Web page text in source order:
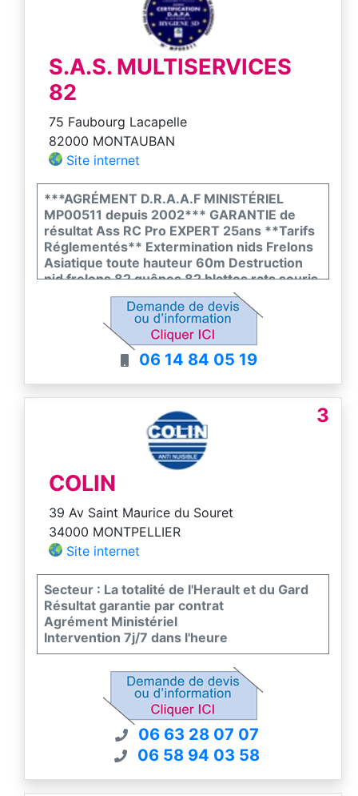
S.A.S. MULTISERVICES
82
75 Faubourg Lacapelle
82000 MONTAUBAN
Site internet
***AGRÉMENT D.R.A.A.F MINISTÉRIEL
MP00511 depuis 2002*** GARANTIE de
résultat Ass RC Pro EXPERT 25ans **Tarifs
Réglementés** Extermination nids Frelons
Asiatique toute hauteur 60m Destruction
nid frelons 82 guêpes 82 blattes rats souris
puces punaises fourmis cafards moustiques
Intervention Rapide Efficace Tarn et
Garonne 82 81 // Contact: M. Franck Macé
0614840519 ou
multiservices82@cegetel.net
Urcisse Monclar Quercy Génébrières
Caylus Sr Projet Puycornet Penne St
Antonin Caussade Albias St Etienne
Tulmont Négrepelisse Montricoux Bruniquel
Puycelsi Beaupuy Puygaillard Querçy
Labastide Grisolles Orgueil Campsas
Castelsarrasin Moissac Verdun Fronton
Nohic Bressols Léojac Lamothe Ardus
dératiseur 82 Désinsectisation guepes 82
Montauban 82 Tarn et Garonne
Multiservices82 0614840519 Professionnel
06 14 84 05 19
3
COLIN
39 Av Saint Maurice du Souret
34000 MONTPELLIER
Site internet
Secteur : La totalité de l'Herault et du Gard
Résultat garantie par contrat
Agrément Ministériel
Intervention 7j/7 dans l'heure
06 63 28 07 07
06 58 94 03 58